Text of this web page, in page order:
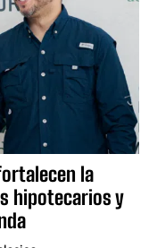
la
hipotecarios y